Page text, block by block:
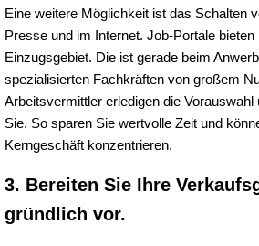
Eine weitere Möglichkeit ist das Schalten
Presse und im Internet. Job-Portale bieten
Einzugsgebiet. Die ist gerade beim
spezialisierten Fachkräften von großem
Arbeitsvermittler erledigen die
Sie. So sparen Sie wertvolle Zeit und
Kerngeschäft konzentrieren.
3. Bereiten Sie Ihre
gründlich vor.